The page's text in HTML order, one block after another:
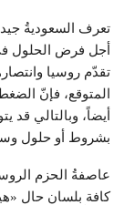
تعرف السعوديةُ
أجل فرض الحلول
تقدّم روسيا
المتوقع، فإنّ
أيضاً، وبالتالي
بشروط أو حلول
عاصفةُ الحزم
كافة بلسان حال